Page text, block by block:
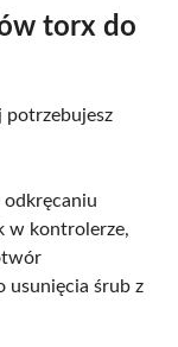
torx do
potrzebujesz
odkręcaniu
w kontrolerze,
usunięcia śrub z